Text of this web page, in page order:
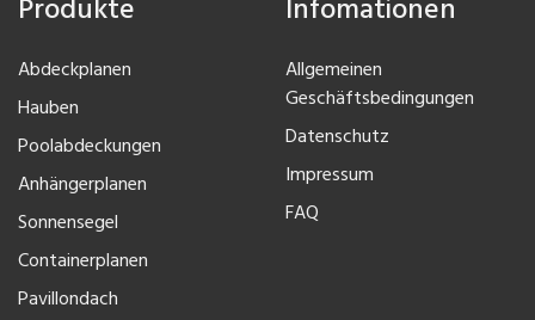
Produkte
Abdeckplanen
Hauben
Poolabdeckungen
Anhängerplanen
Sonnensegel
Containerplanen
Pavillondach
Infomationen
Allgemeinen
Geschäftsbedingungen
Datenschutz
Impressum
FAQ